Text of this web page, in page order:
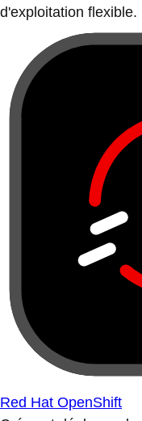
d'exploitation flexible.
Red Hat OpenShift